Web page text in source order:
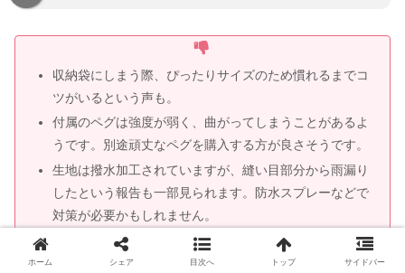
収納袋にしまう際、ぴったりサイズのため慣れるまでコ
ツがいるという声も。
付属のペグは強度が弱く、曲がってしまうことがあるよ
うです。別途頑丈なペグを購入する方が良さそうです。
生地は撥水加工されていますが、縫い目部分から雨漏り
したという報告も一部見られます。防水スプレーなどで
対策が必要かもしれません。
ホーム シェア 目次へ トップ サイドバー